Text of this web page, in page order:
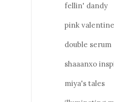
fellin' dandy
pink valentine
double serum
shaaanxo
miya's tales